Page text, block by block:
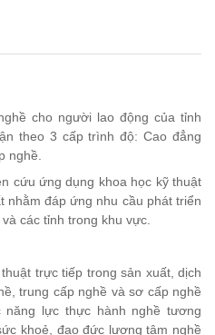
cho người lao động của tỉnh
theo 3 cấp trình độ: Cao đẳng
nghề.
cứu ứng dụng khoa học kỹ thuật
nhằm đáp ứng nhu cầu phát triển
các tỉnh trong khu vực.
trực tiếp trong sản xuất, dịch
trung cấp nghề và sơ cấp nghề
lực thực hành nghề t­ương
khoẻ, đạo đức lương tâm nghề